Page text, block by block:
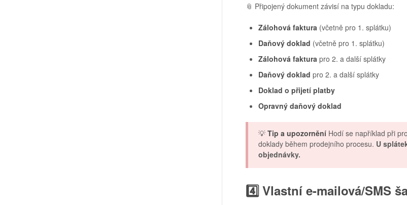
📎 Připojený dokument závisí na typu dokladu:
Zálohová faktura (včetně pro 1. splátku)
Daňový doklad (včetně pro 1. splátku)
Zálohová faktura pro 2. a další splátky
Daňový doklad pro 2. a další splátky
Doklad o přijetí platby
Opravný daňový doklad
💡 Tip a upozorněníHodí se například při
doklady během prodejního procesu. U
objednávky.
4️⃣ Vlastní e-mailová/SMS